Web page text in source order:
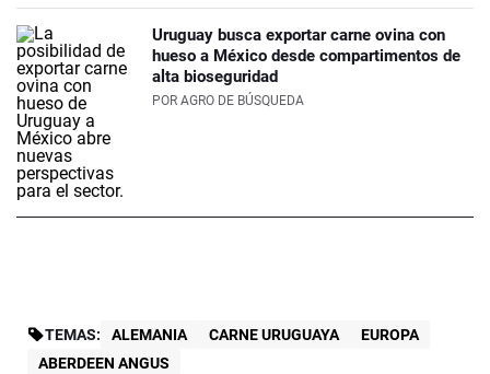
Uruguay busca exportar carne ovina con
hueso a México desde compartimentos de
alta bioseguridad
POR AGRO DE BÚSQUEDA
TEMAS: ALEMANIA CARNE URUGUAYA
EUROPA
ABERDEEN ANGUS